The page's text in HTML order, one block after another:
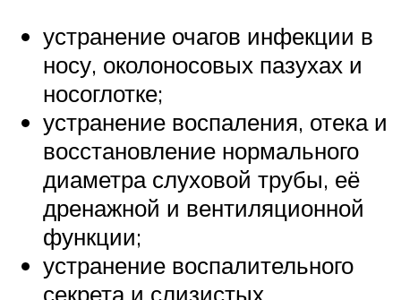
устранение очагов инфекции в
носу, околоносовых пазухах и
носоглотке;
устранение воспаления, отека и
восстановление нормального
диаметра слуховой трубы, её
дренажной и вентиляционной
функции;
устранение воспалительного
секрета и слизистых